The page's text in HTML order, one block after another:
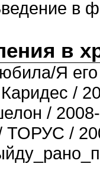
в
в
Я
/
/
/